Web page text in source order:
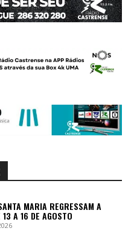
MARIA REGRESSAM A
13 A 16 DE AGOSTO